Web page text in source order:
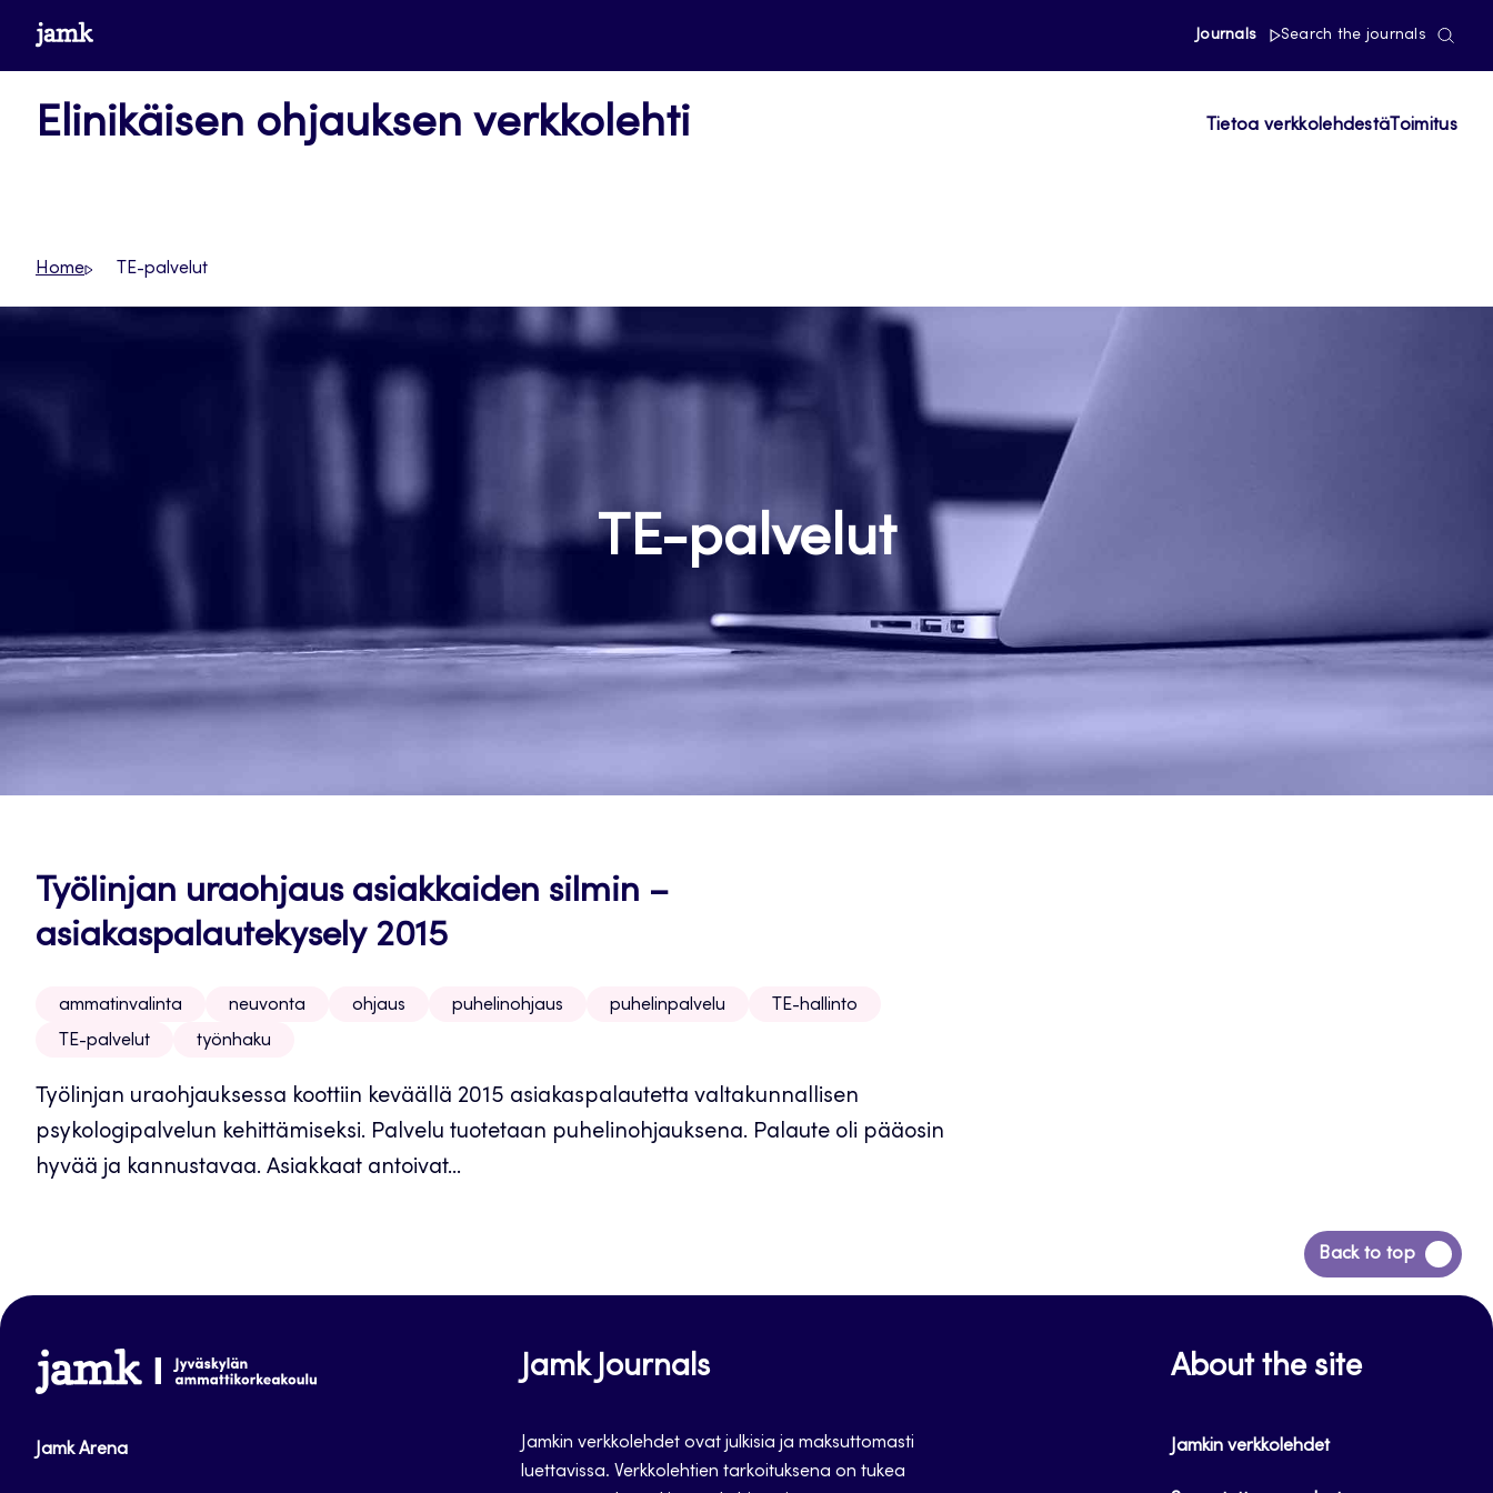
Siirrywww.jamk.fi Journals Search the journals
Elinikäisen ohjauksen verkkolehti Tietoa verkkolehdestä Toimitus
Home TE-palvelut
TE-palvelut
Työlinjan uraohjaus asiakkaiden silmin –
asiakaspalautekysely 2015
ammatinvalinta neuvonta ohjaus puhelinohjaus puhelinpalvelu
TE-hallinto
TE-palvelut
työnhaku
Työlinjan uraohjauksessa koottiin keväällä 2015 asiakaspalautetta valtakunnallisen
psykologipalvelun kehittämiseksi. Palvelu tuotetaan puhelinohjauksena. Palaute oli pääosin
hyvää ja kannustavaa. Asiakkaat antoivat...
Back to top
Siirry
takaisin
www.jamk.fi
Jamk Arena
Jamk Journals
Jamkin verkkolehdet ovat julkisia ja maksuttomasti
luettavissa. Verkkolehtien tarkoituksena on tukea
About the site
Jamkin verkkolehdet